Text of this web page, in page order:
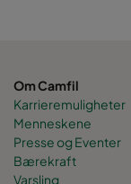
Om Camfil
Karrieremuligheter
Menneskene
Presse og Eventer
Bærekraft
Varsling